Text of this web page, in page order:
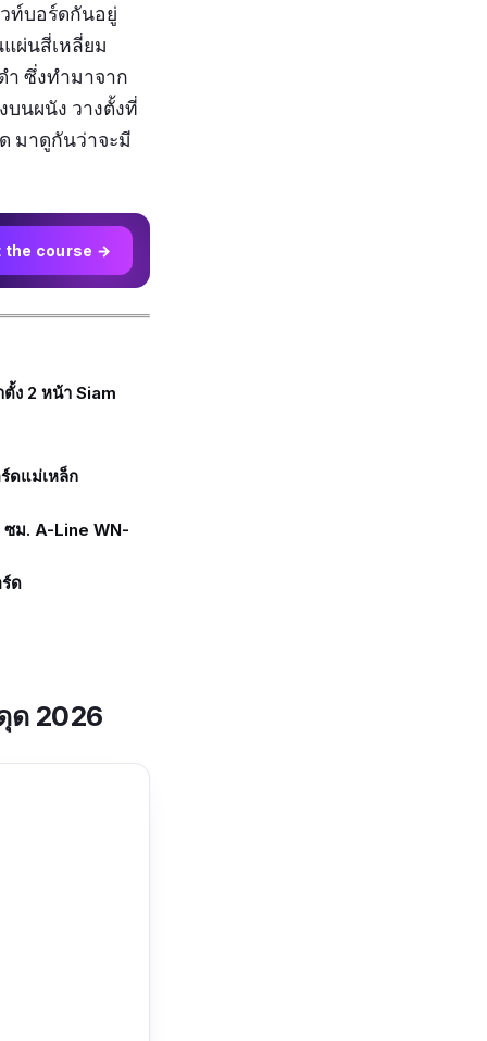
ท์บอร์ดกันอยู่
ผ่นสี่เหลี่ยม
ำ ซึ่งทำมาจาก
นผนัง วางตั้งที่
มาดูกันว่าจะมี
the course →
ง 2 หน้า Siam
ดแม่เหล็ก
ม. A-Line WN-
ด
ด 2026